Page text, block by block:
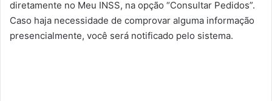
diretamente no Meu INSS, na opção “Consultar Pedidos”.
Caso haja necessidade de comprovar alguma informação
presencialmente, você será notificado pelo sistema.